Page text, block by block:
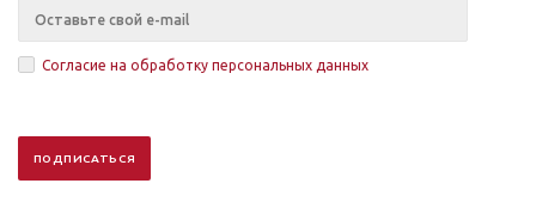
Согласие на обработку персональных данных